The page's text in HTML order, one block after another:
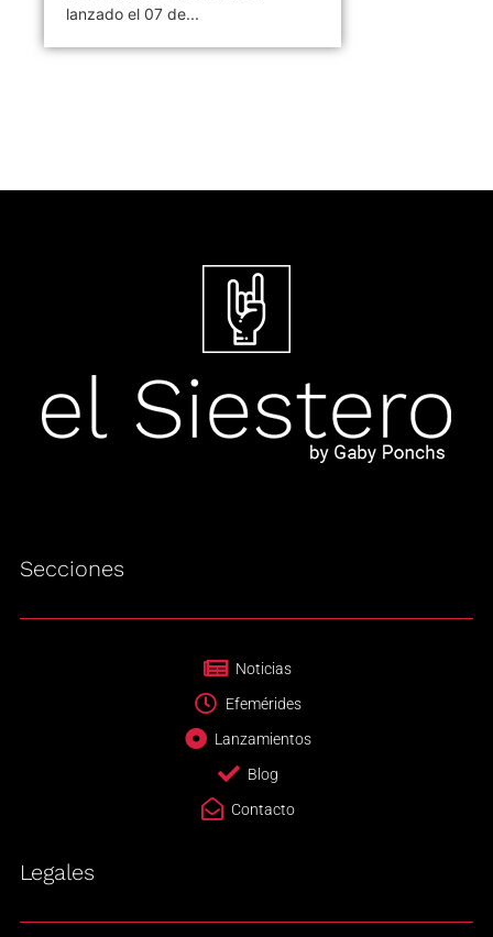
lanzado el 07 de...
Secciones
Noticias
Efemérides
Lanzamientos
Blog
Contacto
Legales